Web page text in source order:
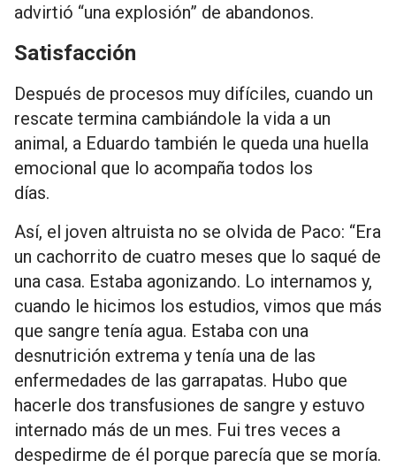
advirtió “una explosión” de abandonos.
Satisfacción
Después de procesos muy difíciles, cuando un
rescate termina cambiándole la vida a un
animal, a Eduardo también le queda una huella
emocional que lo acompaña todos los
días.
Así, el joven altruista no se olvida de Paco: “Era
un cachorrito de cuatro meses que lo saqué de
una casa. Estaba agonizando. Lo internamos y,
cuando le hicimos los estudios, vimos que más
que sangre tenía agua. Estaba con una
desnutrición extrema y tenía una de las
enfermedades de las garrapatas. Hubo que
hacerle dos transfusiones de sangre y estuvo
internado más de un mes. Fui tres veces a
despedirme de él porque parecía que se moría.